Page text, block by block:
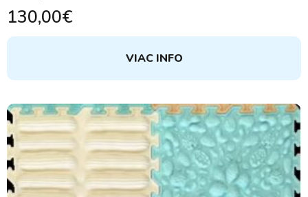
130,00€
VIAC INFO